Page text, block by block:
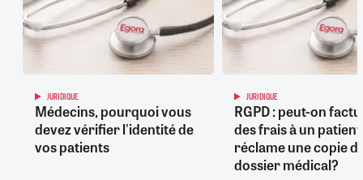
JURIDIQUE
Médecins, pourquoi vous
devez vérifier l'identité de
vos patients
JURIDIQUE
RGPD : peut-on
des frais à un
réclame une copie
dossier médical?